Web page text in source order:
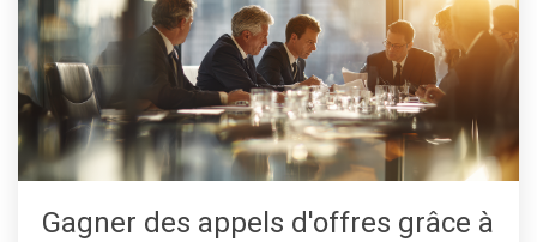
Gagner des appels d'offres grâce à